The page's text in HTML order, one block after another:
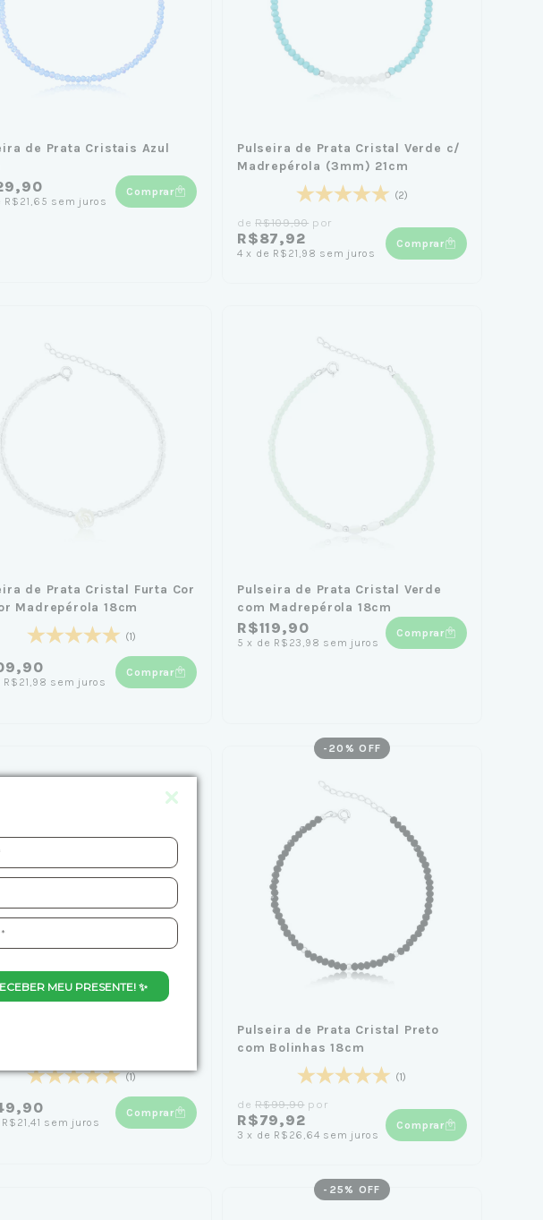
MEU PRESENTE! ✨
de Prata Cristais Azul
R$21,65 sem juros
Comprar
Pulseira de Prata Cristal Verde c/
Madrepérola (3mm) 21cm
(2)
deR$109,90 por
R$87,92
4 x de R$21,98 sem juros
Comprar
de Prata Cristal Furta Cor
Madrepérola 18cm
(1)
R$21,98 sem juros
Comprar
Pulseira de Prata Cristal Verde
com Madrepérola 18cm
R$119,90
5 x de R$23,98 sem juros
Comprar
(1)
R$21,41 sem juros
Comprar
- 20 % OFF
Pulseira de Prata Cristal Preto
com Bolinhas 18cm
(1)
deR$99,90por
R$79,92
3 x de R$26,64 sem juros
Comprar
- 25 % OFF